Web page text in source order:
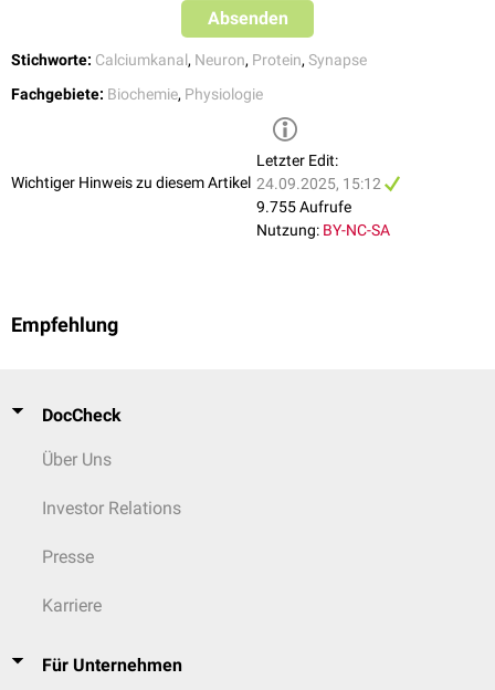
Absenden
Stichworte: Calciumkanal, Neuron, Protein, Synapse
Fachgebiete: Biochemie, Physiologie
Wichtiger Hinweis zu diesem Artikel
Letzter Edit:
24.09.2025, 15:12
9.755 Aufrufe
Nutzung: BY-NC-SA
Empfehlung
DocCheck
Über Uns
Investor Relations
Presse
Karriere
Für Unternehmen